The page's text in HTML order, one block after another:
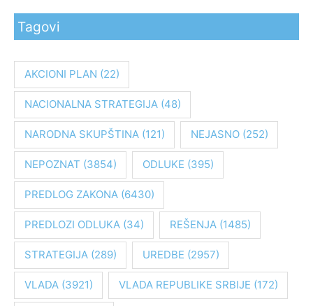
g
z
Tagovi
AKCIONI PLAN (22)
NACIONALNA STRATEGIJA(48)
NARODNA SKUPŠTINA(121) NEJASNO(252)
NEPOZNAT (3854) ODLUKE (395)
PREDLOG ZAKONA(6430)
PREDLOZI ODLUKA(34) REŠENJA(1485)
STRATEGIJA(289) UREDBE (2957)
VLADA(3921) VLADA REPUBLIKE SRBIJE (172)